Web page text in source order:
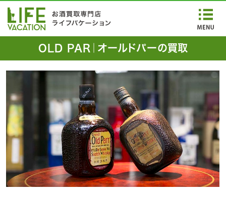
OLD PAR｜オールドパーの買取